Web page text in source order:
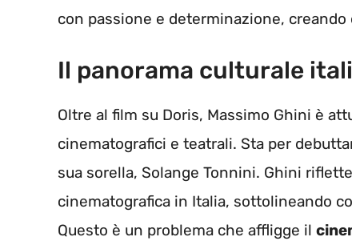
con passione e determinazione,
Il panorama culturale
Oltre al film su Doris, Massimo Ghini è
cinematografici e teatrali. Sta per
sua sorella, Solange Tonnini. Ghini
cinematografica in Italia, sottolineando
Questo è un problema che affligge il